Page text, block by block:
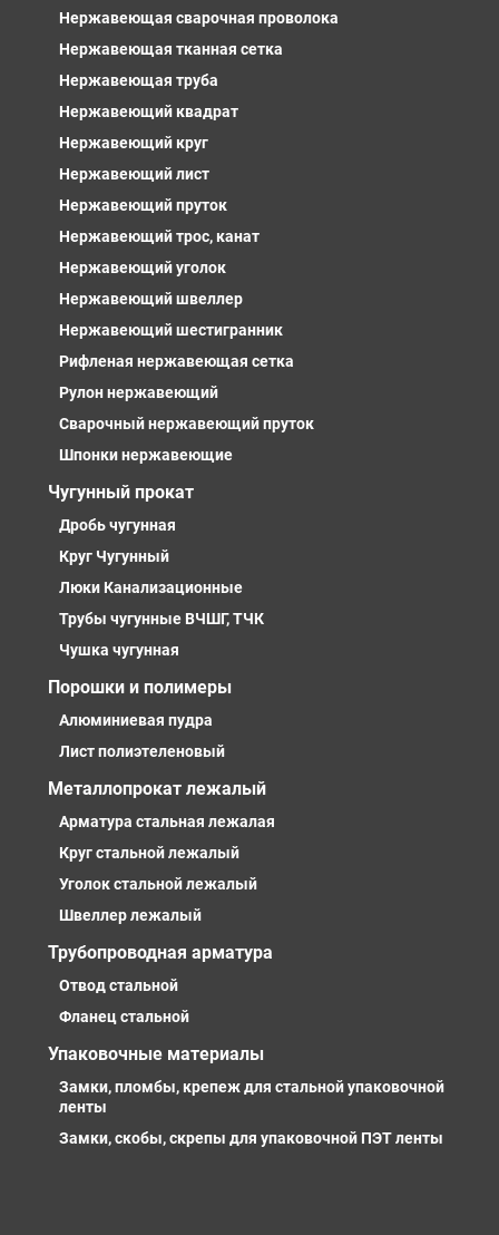
Нержавеющая сварочная проволока
Нержавеющая тканная сетка
Нержавеющая труба
Нержавеющий квадрат
Нержавеющий круг
Нержавеющий лист
Нержавеющий пруток
Нержавеющий трос, канат
Нержавеющий уголок
Нержавеющий швеллер
Нержавеющий шестигранник
Рифленая нержавеющая сетка
Рулон нержавеющий
Сварочный нержавеющий пруток
Шпонки нержавеющие
Чугунный прокат
Дробь чугунная
Круг Чугунный
Люки Канализационные
Трубы чугунные ВЧШГ, ТЧК
Чушка чугунная
Порошки и полимеры
Алюминиевая пудра
Лист полиэтеленовый
Металлопрокат лежалый
Арматура стальная лежалая
Круг стальной лежалый
Уголок стальной лежалый
Швеллер лежалый
Трубопроводная арматура
Отвод стальной
Фланец стальной
Упаковочные материалы
Замки, пломбы, крепеж для стальной упаковочной
ленты
Замки, скобы, скрепы для упаковочной ПЭТ ленты